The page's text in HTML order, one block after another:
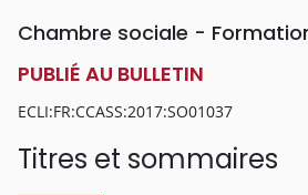
Chambre sociale -
PUBLIÉ AU BULLETIN
ECLI:FR:CCASS:2017:SO01037
Titres et sommaires